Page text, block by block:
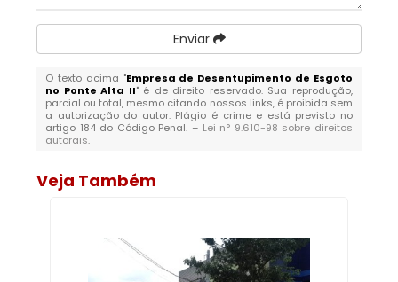
Enviar
O texto acima "Empresa de Desentupimento de Esgoto
no Ponte Alta II" é de direito reservado. Sua reprodução,
parcial ou total, mesmo citando nossos links, é proibida sem
a autorização do autor. Plágio é crime e está previsto no
artigo 184 do Código Penal. – Lei n° 9.610-98 sobre direitos
autorais.
Veja Também